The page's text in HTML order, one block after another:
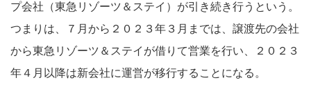
プ会社（東急リゾーツ＆ステイ）が引き続き行うという。
つまりは、７月から２０２３年３月までは、譲渡先の会社
から東急リゾーツ＆ステイが借りて営業を行い、２０２３
年４月以降は新会社に運営が移行することになる。